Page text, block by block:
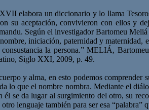
elabora un diccionario y lo llama
su aceptación, convivieron con ellos y
Según el investigador Bartomeu Meliá
iniciación, paternidad y maternidad,
la persona.” MELIÁ,
Siglo XXI, 2009, p. 49.
y alma, en esto podemos
lo que el nombre nombra. Mediante el
se da lugar al surgimiento del otro, su
lenguaje también para ser esa “palabra”